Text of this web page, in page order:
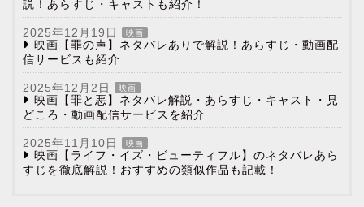
説！あらすじ・キャストも紹介！
2025年12月19日 映画
映画【罪の声】ネタバレありで解説！あらすじ・動画配
信サービスも紹介
2025年12月2日 映画
映画【罪と悪】ネタバレ解説・あらすじ・キャスト・見
どころ・動画配信サービスを紹介
2025年11月10日 映画
映画【ライフ・イズ・ビューティフル】のネタバレあら
すじを徹底解説！おすすめの類似作品も記載！